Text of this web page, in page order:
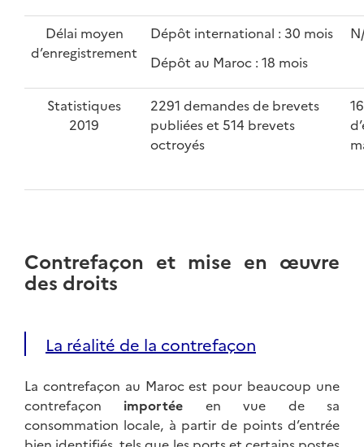
Délai moyen
d’enregistrement
Dépôt international : 30 mois
Dépôt au Maroc : 18 mois
Statistiques
2019
2291 demandes de brevets
publiées et 514 brevets
octroyés
Contrefaçon et mise en œuvre
des droits
La réalité de la contrefaçon
La contrefaçon au Maroc est pour beaucoup une
contrefaçon importée en vue de sa
consommation locale, à partir de points d’entrée